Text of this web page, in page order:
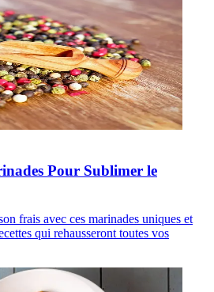
Pour Sublimer le
frais avec ces marinades uniques et
qui rehausseront toutes vos